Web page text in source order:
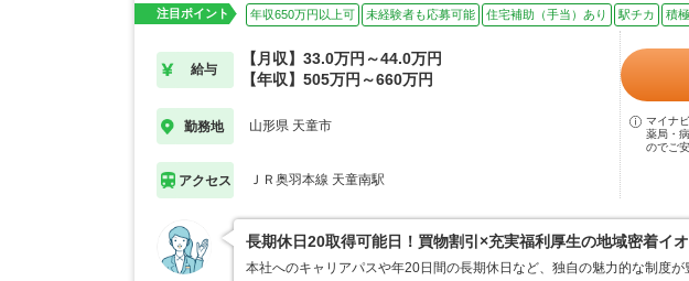
注目ポイント 年収650万円以上可 未経験者も応募可能 住宅補助（手当）あり 駅チカ 積
給与
【月収】33.0万円～44.0万円
【年収】505万円～660万円
勤務地 山形県 天童市
アクセス ＪＲ奥羽本線 天童南駅
マイナ
薬局・
のでご
長期休日20取得可能日！買物割引×充実福利厚生の地域密着イ
本社へのキャリアパスや年20日間の長期休日など、独自の魅力的な制度